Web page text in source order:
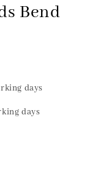
Bend
days
days